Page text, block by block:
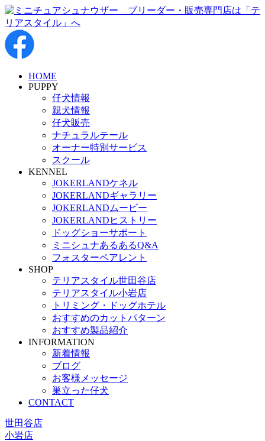
HOME
PUPPY
仔犬情報
親犬情報
仔犬販売
ナチュラルテール
オーナー特別サービス
スクール
KENNEL
JOKERLANDケネル
JOKERLANDギャラリー
JOKERLANDムービー
JOKERLANDヒストリー
ドッグショーサポート
ミニシュナあるあるQ&A
フォスターペアレント
SHOP
テリアスタイル世田谷店
テリアスタイル小岩店
トリミング・ドッグホテル
おすすめのカットパターン
おすすめ製品紹介
INFORMATION
新着情報
ブログ
お客様メッセージ
巣立った仔犬
CONTACT
世田谷店
小岩店